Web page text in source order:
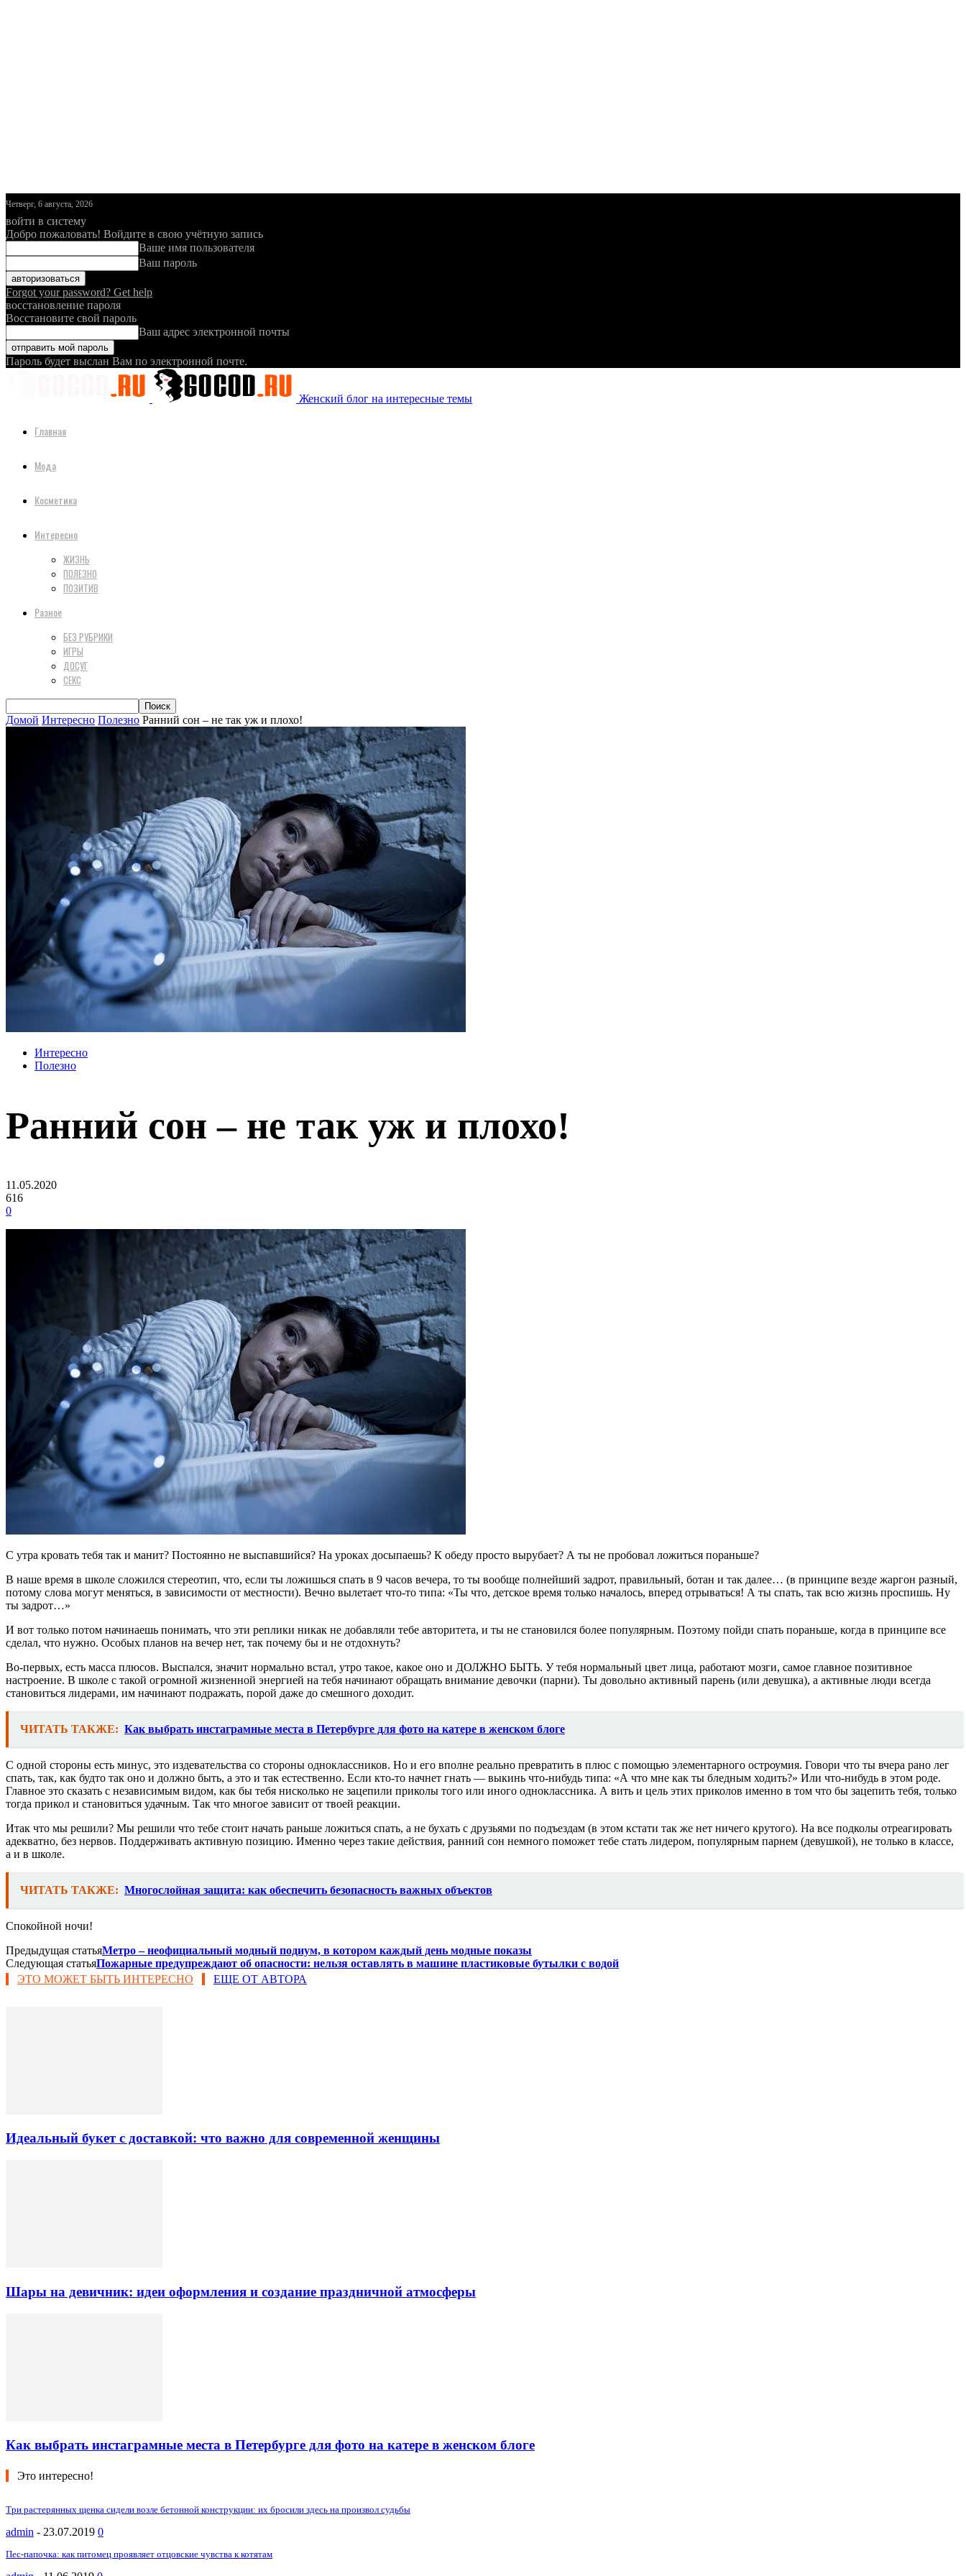
Четверг, 6 августа, 2026
войти в систему
Добро пожаловать! Войдите в свою учётную запись
Ваше имя пользователя
Ваш пароль
Forgot your password? Get help
восстановление пароля
Восстановите свой пароль
Ваш адрес электронной почты
Пароль будет выслан Вам по электронной почте.
Женский блог на интересные темы
Главная
Мода
Косметика
Интересно
ЖИЗНЬ
ПОЛЕЗНО
ПОЗИТИВ
Разное
БЕЗ РУБРИКИ
ИГРЫ
ДОСУГ
СЕКС
Домой Интересно Полезно Ранний сон – не так уж и плохо!
Интересно
Полезно
Ранний сон – не так уж и плохо!
11.05.2020
616
0
С утра кровать тебя так и манит? Постоянно не выспавшийся? На уроках досыпаешь? К обеду просто вырубает? А ты не пробовал ложиться пораньше?
В наше время в школе сложился стереотип, что, если ты ложишься спать в 9 часов вечера, то ты вообще полнейший задрот, правильный, ботан и так далее… (в принципе везде жаргон разный,
потому слова могут меняться, в зависимости от местности). Вечно вылетает что-то типа: «Ты что, детское время только началось, вперед отрываться! А ты спать, так всю жизнь проспишь. Ну
ты задрот…»
И вот только потом начинаешь понимать, что эти реплики никак не добавляли тебе авторитета, и ты не становился более популярным. Поэтому пойди спать пораньше, когда в принципе все
сделал, что нужно. Особых планов на вечер нет, так почему бы и не отдохнуть?
Во-первых, есть масса плюсов. Выспался, значит нормально встал, утро такое, какое оно и ДОЛЖНО БЫТЬ. У тебя нормальный цвет лица, работают мозги, самое главное позитивное
настроение. В школе с такой огромной жизненной энергией на тебя начинают обращать внимание девочки (парни). Ты довольно активный парень (или девушка), а активные люди всегда
становиться лидерами, им начинают подражать, порой даже до смешного доходит.
ЧИТАТЬ ТАКЖЕ: Как выбрать инстаграмные места в Петербурге для фото на катере в женском блоге
С одной стороны есть минус, это издевательства со стороны одноклассников. Но и его вполне реально превратить в плюс с помощью элементарного остроумия. Говори что ты вчера рано лег
спать, так, как будто так оно и должно быть, а это и так естественно. Если кто-то начнет гнать — выкинь что-нибудь типа: «А что мне как ты бледным ходить?» Или что-нибудь в этом роде.
Главное это сказать с независимым видом, как бы тебя нисколько не зацепили приколы того или иного одноклассника. А вить и цель этих приколов именно в том что бы зацепить тебя, только
тогда прикол и становиться удачным. Так что многое зависит от твоей реакции.
Итак что мы решили? Мы решили что тебе стоит начать раньше ложиться спать, а не бухать с друзьями по подъездам (в этом кстати так же нет ничего крутого). На все подколы отреагировать
адекватно, без нервов. Поддерживать активную позицию. Именно через такие действия, ранний сон немного поможет тебе стать лидером, популярным парнем (девушкой), не только в классе,
а и в школе.
ЧИТАТЬ ТАКЖЕ: Многослойная защита: как обеспечить безопасность важных объектов
Спокойной ночи!
Предыдущая статьяМетро – неофициальный модный подиум, в котором каждый день модные показы
Следующая статьяПожарные предупреждают об опасности: нельзя оставлять в машине пластиковые бутылки с водой
ЭТО МОЖЕТ БЫТЬ ИНТЕРЕСНО
ЕЩЕ ОТ АВТОРА
Идеальный букет с доставкой: что важно для современной женщины
Шары на девичник: идеи оформления и создание праздничной атмосферы
Как выбрать инстаграмные места в Петербурге для фото на катере в женском блоге
Это интересно!
Три растерянных щенка сидели возле бетонной конструкции: их бросили здесь на произвол судьбы
admin - 23.07.2019 0
Пес-папочка: как питомец проявляет отцовские чувства к котятам